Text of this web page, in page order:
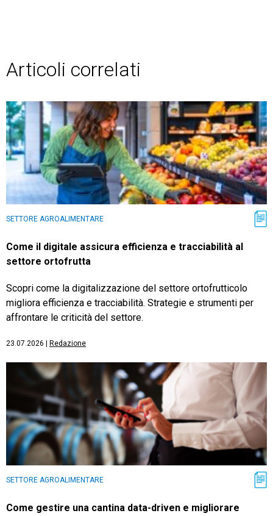
Articoli correlati
SETTORE AGROALIMENTARE
Come il digitale assicura efficienza e tracciabilità al
settore ortofrutta
Scopri come la digitalizzazione del settore ortofrutticolo
migliora efficienza e tracciabilità. Strategie e strumenti per
affrontare le criticità del settore.
23.07.2026 Redazione
SETTORE AGROALIMENTARE
Come gestire una cantina data-driven e migliorare